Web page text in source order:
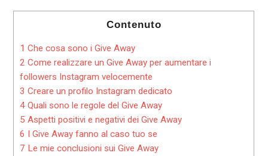
Contenuto
1 Che cosa sono i Give Away
2 Come realizzare un Give Away per aumentare i
followers Instagram velocemente
3 Creare un profilo Instagram dedicato
4 Quali sono le regole del Give Away
5 Aspetti positivi e negativi dei Give Away
6 I Give Away fanno al caso tuo se
7 Le mie conclusioni sui Give Away